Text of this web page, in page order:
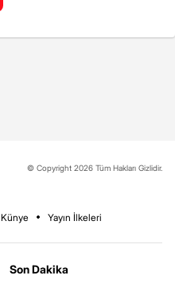
© Copyright 2026 Tüm Hakları Gizlidir.
Künye Yayın İlkeleri
Son Dakika